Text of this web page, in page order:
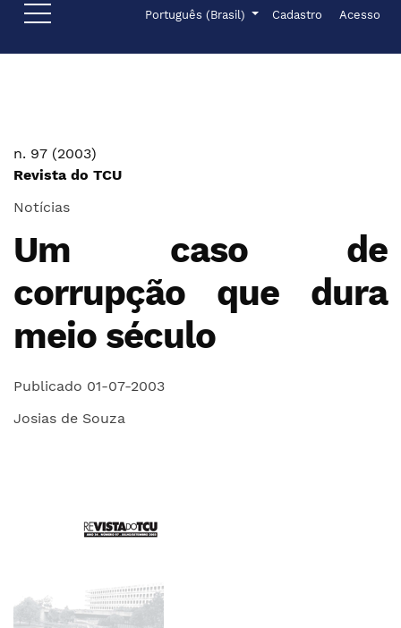
Ir para o menu de navegação principal
Ir para o conteúdo principal
Ir para o rodapé Idioma
Português (Brasil)
Menu de Cadastro Acesso
n. 97 (2003)
Revista do TCU
Notícias
Um caso de
corrupção que dura
meio século
Publicado 01-07-2003
Josias de Souza